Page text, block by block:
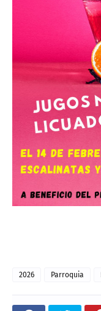
2026 Parroquia